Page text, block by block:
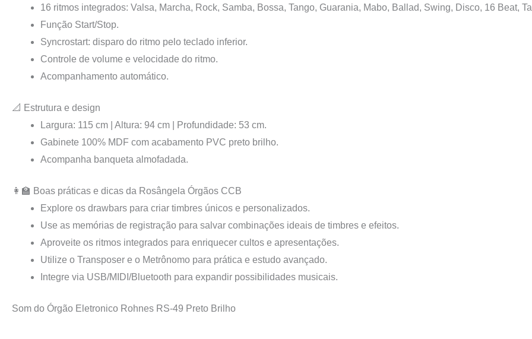
16 ritmos integrados: Valsa, Marcha, Rock, Samba, Bossa, Tango, Guarania, Mabo, Ballad, Swing, Disco, 16 Beat,
Função Start/Stop.
Syncrostart: disparo do ritmo pelo teclado inferior.
Controle de volume e velocidade do ritmo.
Acompanhamento automático.
📐 Estrutura e design
Largura: 115 cm | Altura: 94 cm | Profundidade: 53 cm.
Gabinete 100% MDF com acabamento PVC preto brilho.
Acompanha banqueta almofadada.
👩‍🏫 Boas práticas e dicas da Rosângela Órgãos CCB
Explore os drawbars para criar timbres únicos e personalizados.
Use as memórias de registração para salvar combinações ideais de timbres e efeitos.
Aproveite os ritmos integrados para enriquecer cultos e apresentações.
Utilize o Transposer e o Metrônomo para prática e estudo avançado.
Integre via USB/MIDI/Bluetooth para expandir possibilidades musicais.
Som do Órgão Eletronico Rohnes RS-49 Preto Brilho